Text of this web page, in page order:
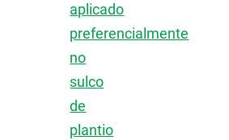
aplicado
preferencialmente
no
sulco
de
plantio